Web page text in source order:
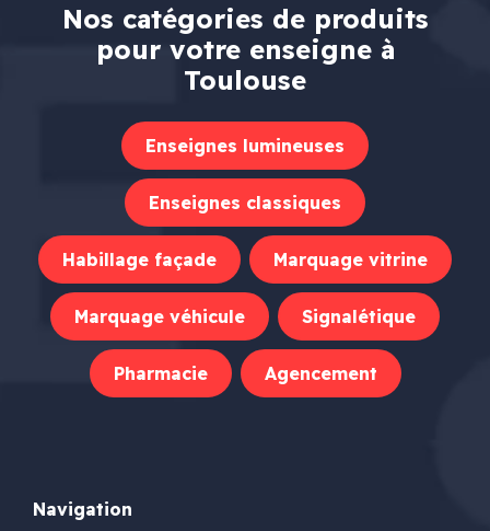
Nos catégories de produits
pour votre enseigne à
Toulouse
Enseignes lumineuses
Enseignes classiques
Habillage façade Marquage vitrine
Marquage véhicule Signalétique
Pharmacie Agencement
Navigation